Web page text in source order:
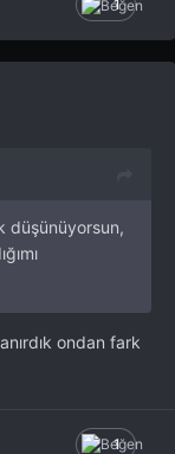
1
düşünüyorsun,
ondan fark
1